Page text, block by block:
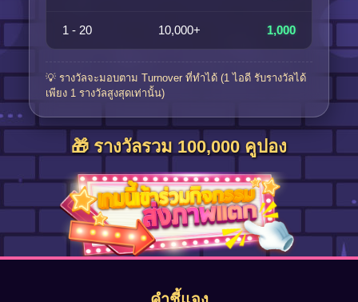
1 - 20 10,000+ 1,000
💡 รางวัลจะมอบตาม Turnover ที่ทำได้ (1 ไอดี รับรางวัลได้
เพียง 1 รางวัลสูงสุดเท่านั้น)
🎁 รางวัลรวม 100,000 คูปอง